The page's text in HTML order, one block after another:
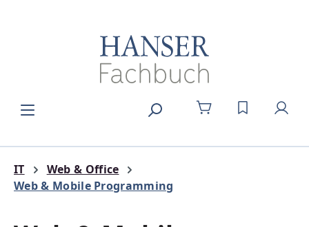
DU HAST 0
IT
Web & Office
Web & Mobile Programming